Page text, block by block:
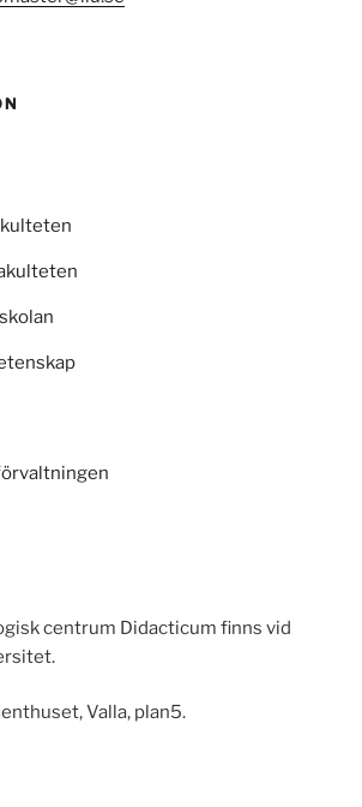
centrum Didacticum finns vid
Valla, plan5.